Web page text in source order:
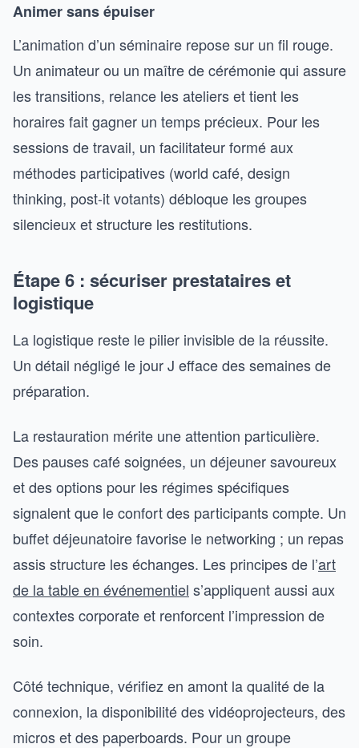
Animer sans épuiser
L’animation d’un séminaire repose sur un fil rouge.
Un animateur ou un maître de cérémonie qui assure
les transitions, relance les ateliers et tient les
horaires fait gagner un temps précieux. Pour les
sessions de travail, un facilitateur formé aux
méthodes participatives (world café, design
thinking, post-it votants) débloque les groupes
silencieux et structure les restitutions.
Étape 6 : sécuriser prestataires et
logistique
La logistique reste le pilier invisible de la réussite.
Un détail négligé le jour J efface des semaines de
préparation.
La restauration mérite une attention particulière.
Des pauses café soignées, un déjeuner savoureux
et des options pour les régimes spécifiques
signalent que le confort des participants compte. Un
buffet déjeunatoire favorise le networking ; un repas
assis structure les échanges. Les principes de l’art
de la table en événementiel s’appliquent aussi aux
contextes corporate et renforcent l’impression de
soin.
Côté technique, vérifiez en amont la qualité de la
connexion, la disponibilité des vidéoprojecteurs, des
micros et des paperboards. Pour un groupe